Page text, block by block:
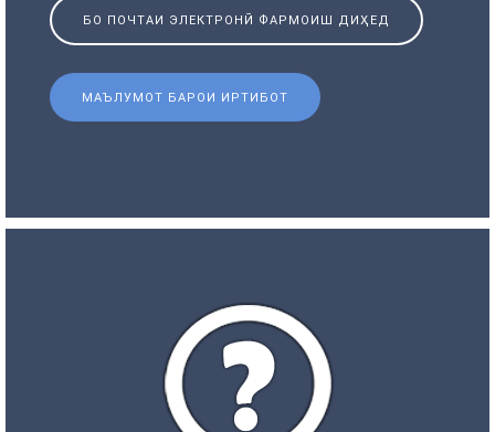
БО ПОЧТАИ ЭЛЕКТРОНӢ ФАРМОИШ ДИҲЕД
МАЪЛУМОТ БАРОИ ИРТИБОТ